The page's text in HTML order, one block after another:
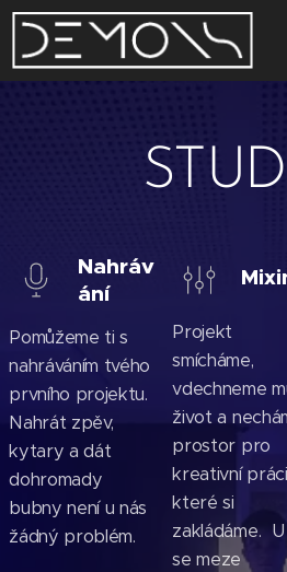
Nahráv
ání
Pomůžeme ti s
nahráváním tvého
prvního projektu.
Nahrát zpěv,
kytary a dát
dohromady
bubny není u nás
žádný problém.
Projekt
smícháme,
vdechneme
život a
prostor pro
kreativní
které si
zakládáme.
se meze